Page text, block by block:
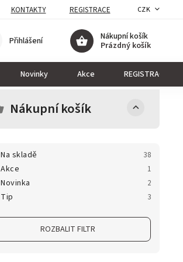
KONTAKTY REGISTRACE CZK
Nákupní košík
Prázdný košík
Přihlášení
Novinky Akce REGISTRACE
Nákupní košík
Na skladě 38
Akce 1
Novinka 2
Tip 3
ROZBALIT FILTR